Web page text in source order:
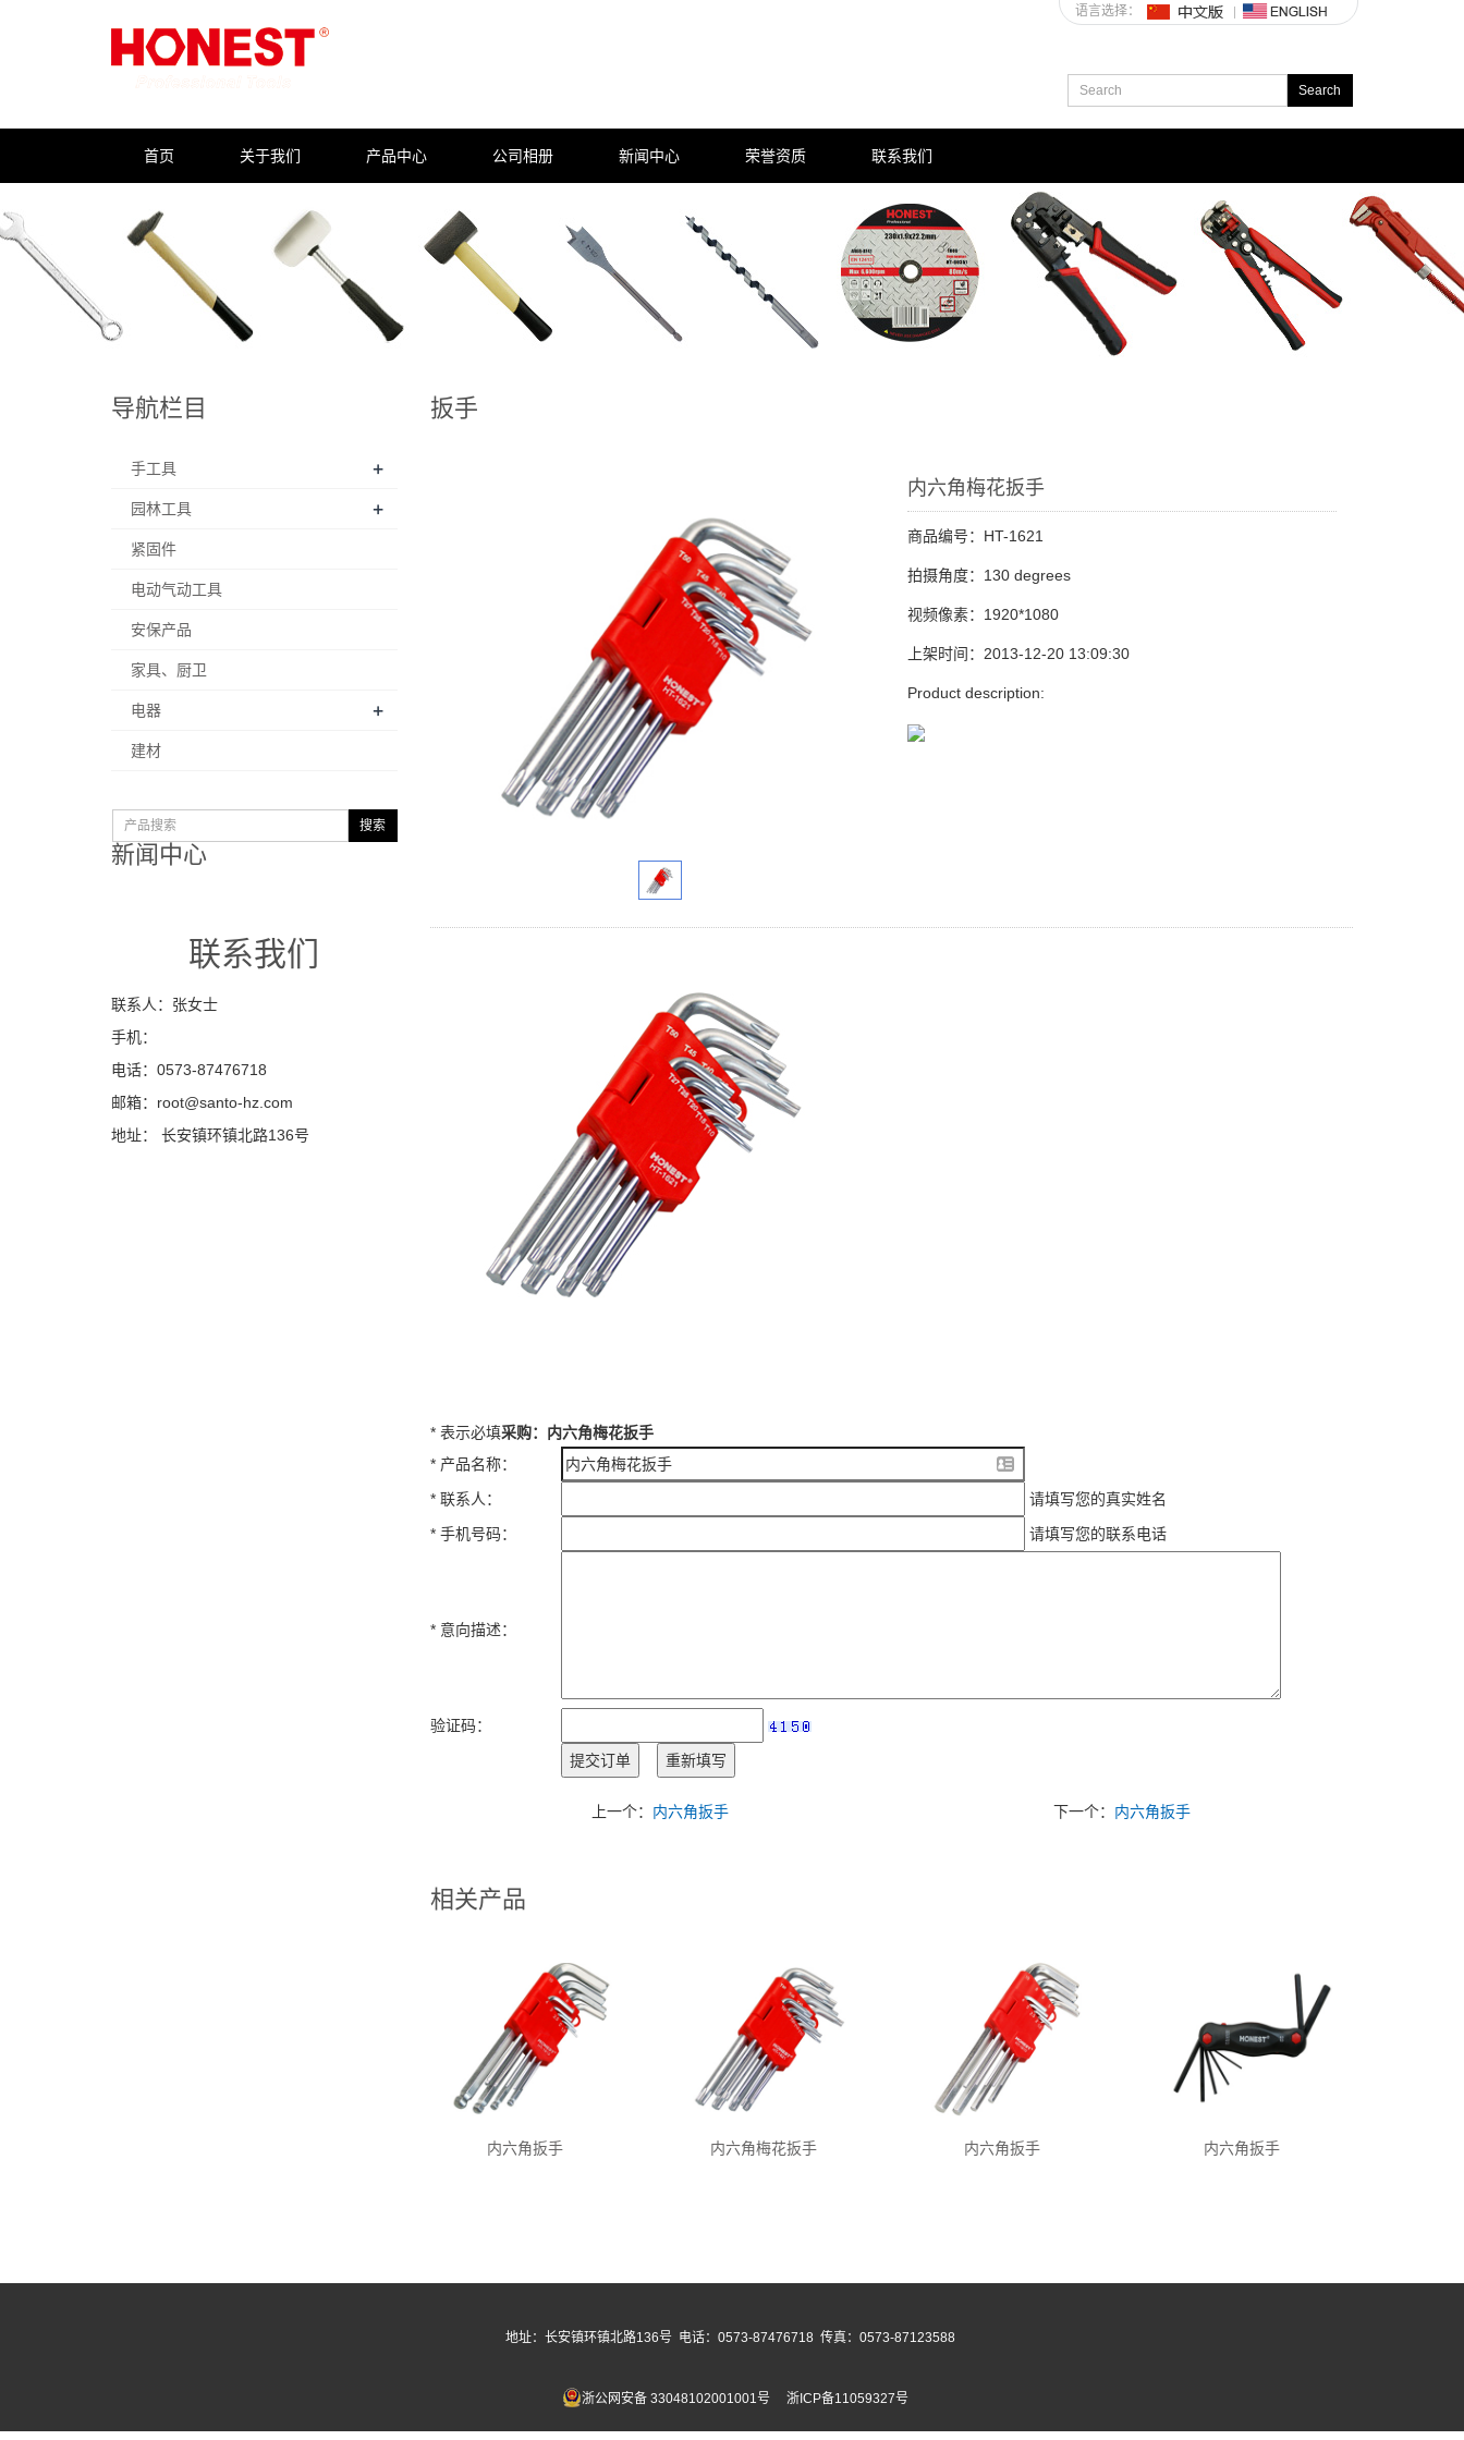
语言选择：
首页 关于我们 产品中心 公司相册 新闻中心 荣誉资质 联系我们
扳手
内六角梅花扳手
商品编号：HT-1621
拍摄角度：130 degrees
视频像素：1920*1080
上架时间：2013-12-20 13:09:30
Product description:
*表示必填采购：内六角梅花扳手
*产品名称：
*联系人：
请填写您的真实姓名
*手机号码： 请填写您的联系电话
*意向描述：
验证码：
上一个： 内六角扳手 下一个： 内六角扳手
相关产品
内六角扳手 内六角梅花扳手 内六角扳手 内六角扳手
导航栏目
手工具 +
园林工具 +
紧固件
电动气动工具
安保产品
家具、厨卫
电器 +
建材
新闻中心
联系我们
联系人：张女士
手机：
电话：0573-87476718
邮箱：root@santo-hz.com
地址： 长安镇环镇北路136号
地址：长安镇环镇北路136号 电话：0573-87476718 传真：0573-87123588
浙公网安备 33048102001001号 浙ICP备11059327号